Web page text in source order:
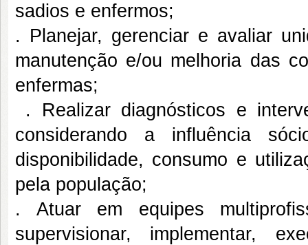
sadios e enfermos;
. Planejar, gerenciar e avaliar
manutenção e/ou melhoria das
enfermas;
. Realizar diagnósticos e
considerando a influência
disponibilidade, consumo e
pela população;
. Atuar em equipes
supervisionar, implementar,